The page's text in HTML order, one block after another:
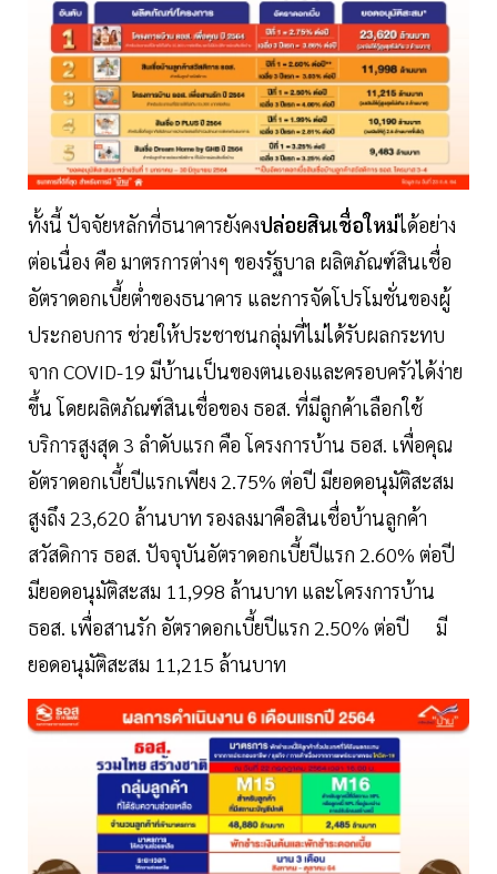
ทั้งนี้ ปัจจัยหลักที่ธนาคารยังคงปล่อยสินเชื่อใหม่ได้อย่าง
ต่อเนื่อง คือ มาตรการต่างๆ ของรัฐบาล ผลิตภัณฑ์สินเชื่อ
อัตราดอกเบี้ยต่ำของธนาคาร และการจัดโปรโมชั่นของผู้
ประกอบการ ช่วยให้ประชาชนกลุ่มที่ไม่ได้รับผลกระทบ
จาก COVID-19 มีบ้านเป็นของตนเองและครอบครัวได้ง่าย
ขึ้น โดยผลิตภัณฑ์สินเชื่อของ ธอส. ที่มีลูกค้าเลือกใช้
บริการสูงสุด 3 ลำดับแรก คือ โครงการบ้าน ธอส. เพื่อคุณ
อัตราดอกเบี้ยปีแรกเพียง 2.75% ต่อปี มียอดอนุมัติสะสม
สูงถึง 23,620 ล้านบาท รองลงมาคือสินเชื่อบ้านลูกค้า
สวัสดิการ ธอส. ปัจจุบันอัตราดอกเบี้ยปีแรก 2.60% ต่อปี
มียอดอนุมัติสะสม 11,998 ล้านบาท และโครงการบ้าน
ธอส. เพื่อสานรัก อัตราดอกเบี้ยปีแรก 2.50% ต่อปี มี
ยอดอนุมัติสะสม 11,215 ล้านบาท